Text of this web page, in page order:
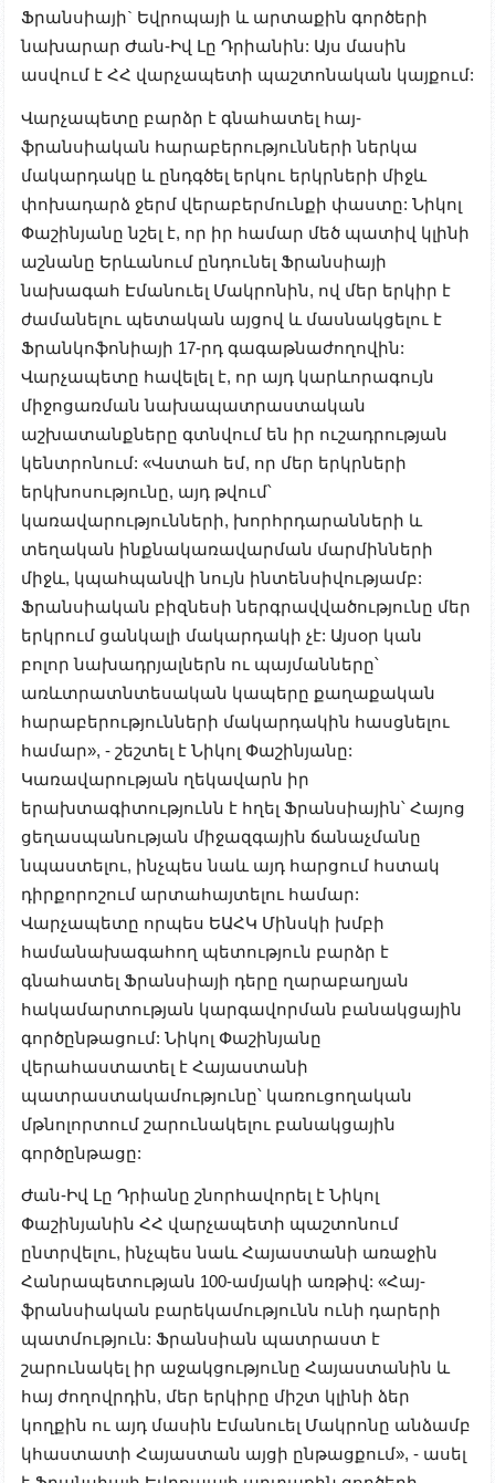
Ֆրանսիայի` Եվրոպայի և արտաքին գործերի
նախարար Ժան-Իվ Լը Դրիանին: Այս մասին
ասվում է ՀՀ վարչապետի պաշտոնական կայքում:
Վարչապետը բարձր է գնահատել հայ-
ֆրանսիական հարաբերությունների ներկա
մակարդակը և ընդգծել երկու երկրների միջև
փոխադարձ ջերմ վերաբերմունքի փաստը: Նիկոլ
Փաշինյանը նշել է, որ իր համար մեծ պատիվ կլինի
աշնանը Երևանում ընդունել Ֆրանսիայի
նախագահ Էմանուել Մակրոնին, ով մեր երկիր է
ժամանելու պետական այցով և մասնակցելու է
Ֆրանկոֆոնիայի 17-րդ գագաթնաժողովին:
Վարչապետը հավելել է, որ այդ կարևորագույն
միջոցառման նախապատրաստական
աշխատանքները գտնվում են իր ուշադրության
կենտրոնում: «Վստահ եմ, որ մեր երկրների
երկխոսությունը, այդ թվում՝
կառավարությունների, խորհրդարանների և
տեղական ինքնակառավարման մարմինների
միջև, կպահպանվի նույն ինտենսիվությամբ:
Ֆրանսիական բիզնեսի ներգրավվածությունը մեր
երկրում ցանկալի մակարդակի չէ: Այսօր կան
բոլոր նախադրյալներն ու պայմանները՝
առևտրատնտեսական կապերը քաղաքական
հարաբերությունների մակարդակին հասցնելու
համար», - շեշտել է Նիկոլ Փաշինյանը:
Կառավարության ղեկավարն իր
երախտագիտությունն է հղել Ֆրանսիային՝ Հայոց
ցեղասպանության միջազգային ճանաչմանը
նպաստելու, ինչպես նաև այդ հարցում հստակ
դիրքորոշում արտահայտելու համար:
Վարչապետը որպես ԵԱՀԿ Մինսկի խմբի
համանախագահող պետություն բարձր է
գնահատել Ֆրանսիայի դերը ղարաբաղյան
հակամարտության կարգավորման բանակցային
գործընթացում: Նիկոլ Փաշինյանը
վերահաստատել է Հայաստանի
պատրաստակամությունը՝ կառուցողական
մթնոլորտում շարունակելու բանակցային
գործընթացը:
Ժան-Իվ Լը Դրիանը շնորհավորել է Նիկոլ
Փաշինյանին ՀՀ վարչապետի պաշտոնում
ընտրվելու, ինչպես նաև Հայաստանի առաջին
Հանրապետության 100-ամյակի առթիվ: «Հայ-
ֆրանսիական բարեկամությունն ունի դարերի
պատմություն: Ֆրանսիան պատրաստ է
շարունակել իր աջակցությունը Հայաստանին և
հայ ժողովրդին, մեր երկիրը միշտ կլինի ձեր
կողքին ու այդ մասին Էմանուել Մակրոնը անձամբ
կհաստատի Հայաստան այցի ընթացքում», - ասել